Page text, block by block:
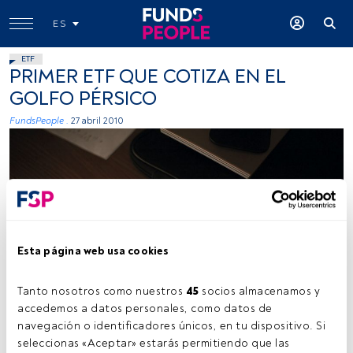
Esta página web usa cookies
Tanto nosotros como nuestros 45 socios almacenamos y
accedemos a datos personales, como datos de
navegación o identificadores únicos, en tu dispositivo. Si
seleccionas «Aceptar» estarás permitiendo que las
ES
ETF
PRIMER ETF QUE COTIZA EN EL
GOLFO PÉRSICO
FundsPeople . 27 abril 2010
Tiempo lectura: 1 min.